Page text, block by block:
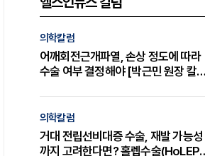
의학칼럼
어깨회전근개파열, 손상 정도에 따라
수술 여부 결정해야 [박근민 원장 칼
의학칼럼
거대 전립선비대증 수술, 재발 가능성
까지 고려한다면? 홀렙수술(HoLEP)